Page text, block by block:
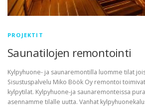
PROJEKTIT
Saunatilojen remontointi
Kylpyhuone- ja saunaremontilla luomme tilat
Sisustuspalvelu Miko Böök Oy remontoi
kylpytilat. Kylpyhuone-ja saunaremonteissa
asennamme tilalle uutta. Vanhat